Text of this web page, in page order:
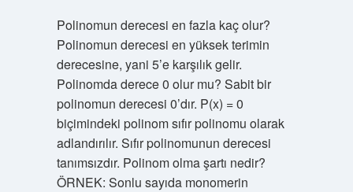
Huzurlu
Yaşam
Tüyoları
Yazılar
Polinomun derecesi en fazla kaç olur?
Polinomun derecesi en yüksek terimin
derecesine, yani 5’e karşılık gelir.
Polinomda derece 0 olur mu? Sabit bir
polinomun derecesi 0’dır. P(x) = 0
biçimindeki polinom sıfır polinomu olarak
adlandırılır. Sıfır polinomunun derecesi
tanımsızdır. Polinom olma şartı nedir?
ÖRNEK: Sonlu sayıda monomerin